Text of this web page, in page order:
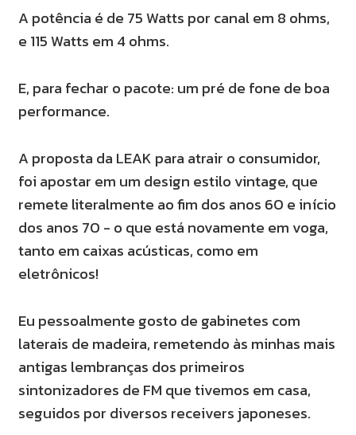
A potência é de 75 Watts por canal em 8 ohms,
e 115 Watts em 4 ohms.
E, para fechar o pacote: um pré de fone de boa
performance.
A proposta da LEAK para atrair o consumidor,
foi apostar em um design estilo vintage, que
remete literalmente ao fim dos anos 60 e início
dos anos 70 - o que está novamente em voga,
tanto em caixas acústicas, como em
eletrônicos!
Eu pessoalmente gosto de gabinetes com
laterais de madeira, remetendo às minhas mais
antigas lembranças dos primeiros
sintonizadores de FM que tivemos em casa,
seguidos por diversos receivers japoneses.